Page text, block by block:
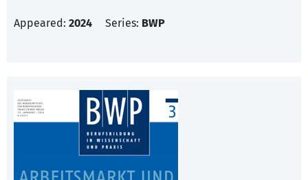
Appeared: 2024 Series: BWP